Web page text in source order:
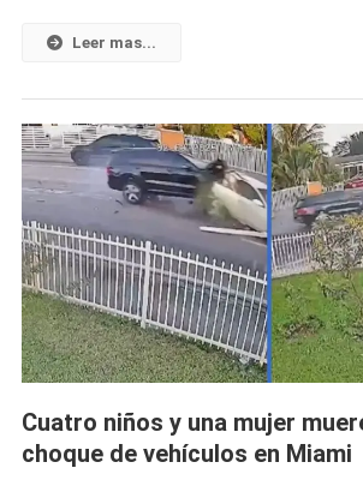
Responsable
Del
Asesinato
De
Una
Joven
Cubana
En
Hialeah
Leer mas...
Cuatro niños y una mujer
choque de vehículos en Miami